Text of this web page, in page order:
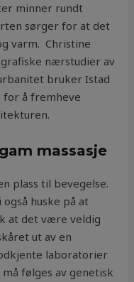
minner rundt
sørger for at det
varm. ‍ Christine
nærstudier av
bruker Istad
for å fremheve
massasje
plass til bevegelse.
huske på at
at det være veldig
ut av en
laboratorier
følges av genetisk